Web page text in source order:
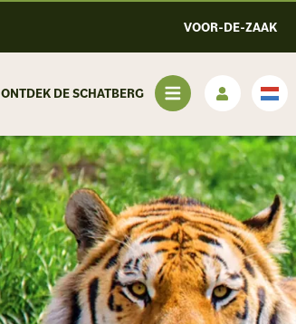
VOOR-DE-ZAAK
ONTDEK DE SCHATBERG